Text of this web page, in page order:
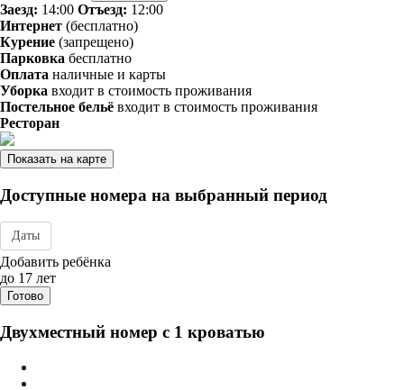
Заезд: 14:00 Отъезд: 12:00
Интернет (бесплатно)
Курение (запрещено)
Парковка бесплатно
Оплата наличные и карты
Уборка входит в стоимость проживания
Постельное бельё входит в стоимость проживания
Ресторан
Показать на карте
Доступные номера на выбранный период
Даты
Дата заезда - отъезда
Добавить ребёнка
до 17 лет
Готово
Двухместный номер с 1 кроватью